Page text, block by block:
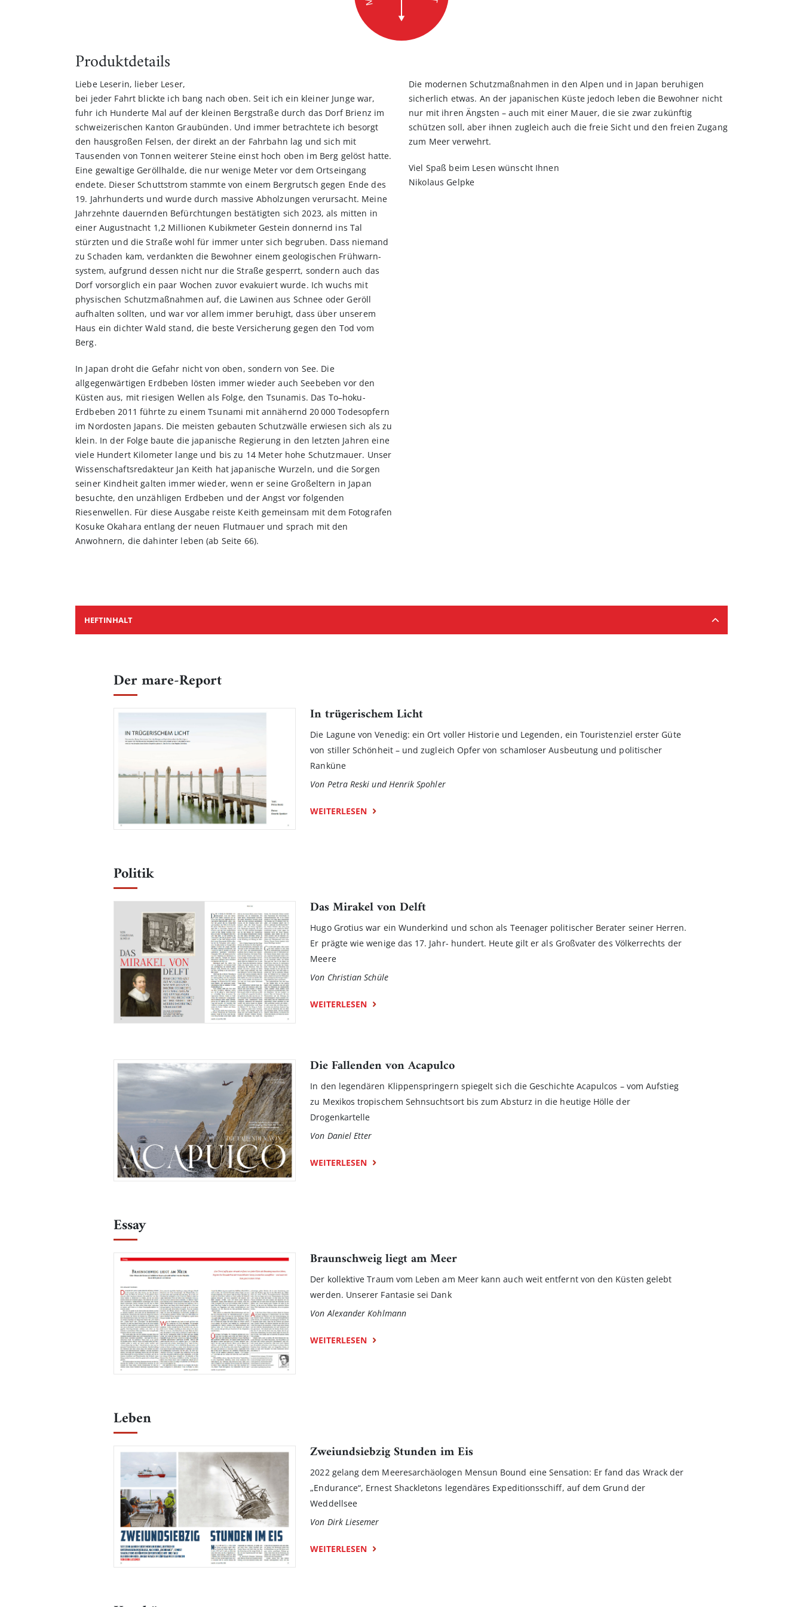
Produktdetails
Liebe Leserin, lieber Leser,
bei jeder Fahrt blickte ich bang nach oben. Seit ich ein kleiner Junge war,
fuhr ich Hunderte Mal auf der kleinen Bergstraße durch das Dorf Brienz im
schweizerischen Kanton Graubünden. Und immer betrachtete ich besorgt
den hausgroßen Felsen, der direkt an der Fahrbahn lag und sich mit
Tausenden von Tonnen weiterer Steine einst hoch oben im Berg gelöst hatte.
Eine gewaltige Geröllhalde, die nur wenige Meter vor dem Ortseingang
endete. Dieser Schutt­­strom stammte von einem Bergrutsch gegen Ende des
19. Jahrhunderts und wurde durch massive Abholzungen verur­sacht. Meine
Jahrzehnte dauernden Befürchtungen bestätigten sich 2023, als mitten in
einer Augustnacht 1,2 Millionen Kubikmeter Gestein donnernd ins Tal
stürzten und die Straße wohl für immer unter sich begruben. Dass niemand
zu Schaden kam, verdankten die Bewohner einem geologischen Frühwarn­
system, aufgrund dessen nicht nur die Straße gesperrt, sondern auch das
Dorf vorsorglich ein paar Wochen zuvor evakuiert wurde. Ich wuchs mit
physischen Schutzmaßnahmen auf, die Lawinen aus Schnee oder Geröll
aufhalten sollten, und war vor allem immer beruhigt, dass über unserem
Haus ein dichter Wald stand, die beste Versicherung gegen den Tod vom
Berg.
In Japan droht die Gefahr nicht von oben, sondern von See. Die
allgegenwärtigen Erdbeben lösten immer wieder auch Seebeben vor den
Küsten aus, mit riesigen Wellen als Folge, den Tsunamis. Das To–hoku-
Erdbeben 2011 führte zu einem Tsunami mit annähernd 20 000 Todesopfern
im Nordosten Japans. Die meisten gebauten Schutzwälle erwiesen sich als zu
klein. In der Folge baute die japanische Regierung in den letzten Jahren eine
viele Hundert Kilometer lange und bis zu 14 Meter hohe Schutzmauer. Unser
Wissenschaftsredakteur Jan Keith hat japanische Wurzeln, und die Sorgen
seiner Kindheit galten immer wieder, wenn er seine Großeltern in Japan
besuchte, den unzähligen Erdbeben und der Angst vor folgenden
Riesenwellen. Für diese Ausgabe reiste Keith gemeinsam mit dem Fotografen
Kosuke Okahara entlang der neuen Flutmauer und sprach mit den
Anwohnern, die dahinter leben (ab Seite 66).
Die modernen Schutzmaßnahmen in den Alpen und in Japan beruhigen
sicherlich etwas. An der japanischen Küste jedoch leben die Bewohner nicht
nur mit ihren Ängsten – auch mit einer Mauer, die sie zwar zukünftig
schützen soll, aber ihnen zugleich auch die freie Sicht und den freien Zugang
zum Meer verwehrt.
Viel Spaß beim Lesen wünscht Ihnen
Nikolaus Gelpke
HEFTINHALT
Der mare-Report
In trügerischem Licht
Die Lagune von Venedig: ein Ort voller Historie und Legenden, ein Touristenziel erster Güte
von stiller Schönheit – und zugleich Opfer von schamloser Ausbeutung und politischer
Ranküne
Von Petra Reski und Henrik Spohler
WEITERLESEN
Politik
Das Mirakel von Delft
Hugo Grotius war ein Wunderkind und schon als Teen­ager politischer Berater seiner Herren.
Er prägte wie wenige das 17. Jahr- hundert. Heute gilt er als Großvater des Völkerrechts der
Meere
Von Christian Schüle
WEITERLESEN
Die Fallenden von Acapulco
In den legendären Klippenspringern spiegelt sich die Geschichte Acapulcos – vom Aufstieg
zu Mexikos tropischem Sehnsuchtsort bis zum Absturz in die heutige Hölle der
Drogenkartelle
Von Daniel Etter
WEITERLESEN
Essay
Braunschweig liegt am Meer
Der kollektive Traum vom Leben am Meer kann auch weit entfernt von den Küsten gelebt
werden. Unserer Fantasie sei Dank
Von Alexander Kohlmann
WEITERLESEN
Leben
Zweiundsiebzig Stunden im Eis
2022 gelang dem Meeresarchäologen Mensun Bound eine Sensa­tion: Er fand das Wrack der
„Endurance“, Ernest Shackletons legendäres Expeditionsschiff, auf dem Grund der
Weddellsee
Von Dirk Liesemer
WEITERLESEN